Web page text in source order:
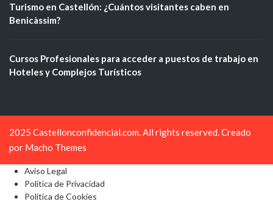
Turismo en Castellón: ¿Cuántos visitantes caben en
Benicàssim?
Cursos Profesionales para acceder a puestos de trabajo en
Hoteles y Complejos Turísticos
2025 Castellonconfidencial.com. All rights reserved. Creado
por Macho Themes
Aviso Legal
Política de Privacidad
Política de Cookies